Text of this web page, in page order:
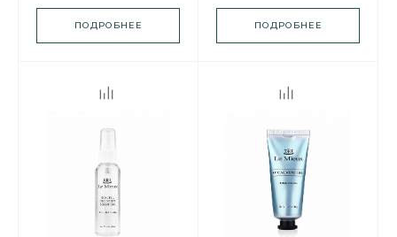
кожа" против Акне
ПОДРОБНЕЕ
Кислота»
ПОДРОБНЕЕ